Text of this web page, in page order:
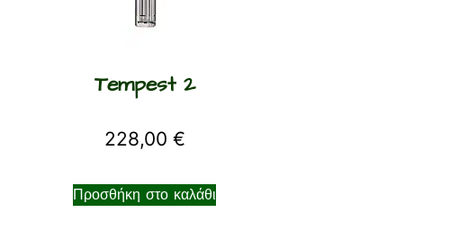
Tempest 2
228,00 €
Προσθήκη στο καλάθι